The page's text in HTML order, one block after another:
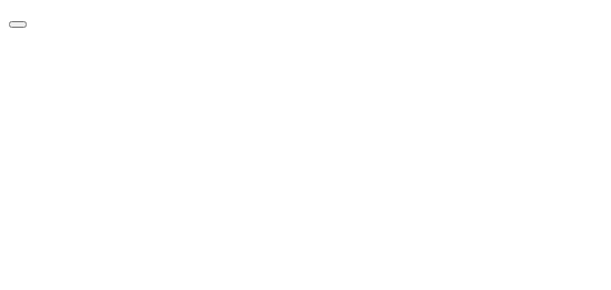
Skip